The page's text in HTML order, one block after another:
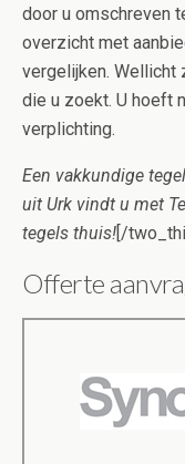
door u omschreven
overzicht met
vergelijken.
die u zoekt. U hoeft
verplichting.
Een vakkundige
uit Urk vindt u met
tegels thuis![/
Offerte